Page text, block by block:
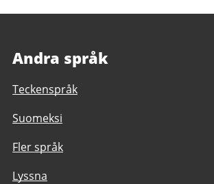
Andra språk
Teckenspråk
Suomeksi
Fler språk
Lyssna